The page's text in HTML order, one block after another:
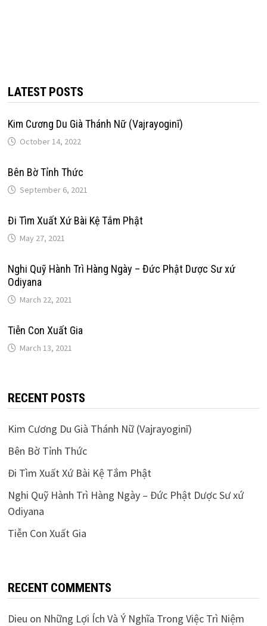
LATEST POSTS
Kim Cương Du Già Thánh Nữ (Vajrayoginī)
October 14, 2022
Bên Bờ Tỉnh Thức
September 6, 2021
Đi Tìm Xuất Xứ Bài Kệ Tắm Phật
May 27, 2021
Nghi Quỹ Hành Trì Hàng Ngày – Đức Phật Dược Sư xứ
Odiyana
March 22, 2021
Tiễn Con Xuất Gia
March 13, 2021
RECENT POSTS
Kim Cương Du Già Thánh Nữ (Vajrayoginī)
Bên Bờ Tỉnh Thức
Đi Tìm Xuất Xứ Bài Kệ Tắm Phật
Nghi Quỹ Hành Trì Hàng Ngày – Đức Phật Dược Sư xứ
Odiyana
Tiễn Con Xuất Gia
RECENT COMMENTS
Dieu on Những Lợi Ích Và Ý Nghĩa Trong Việc Trì Niệm